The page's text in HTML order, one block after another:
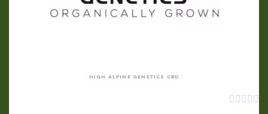
HIGH ALPINE GENETICS CBD
    